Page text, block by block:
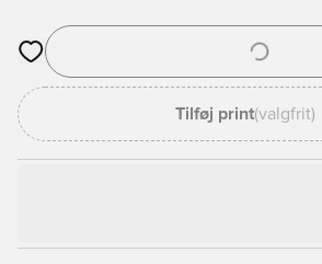
Åbner en Modal til at logge ind eller
Tilføj print(valgfrit)